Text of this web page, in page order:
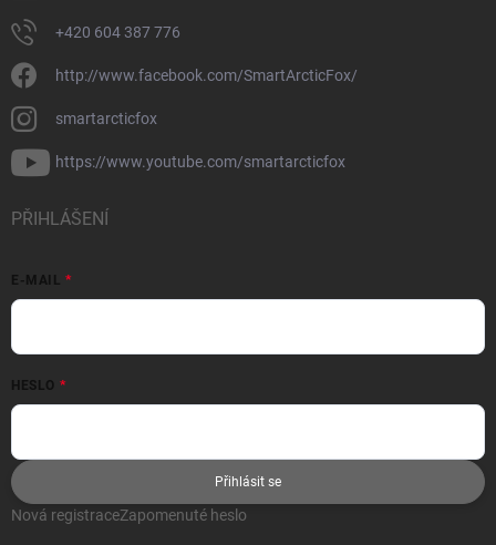
+420 604 387 776
http://www.facebook.com/SmartArcticFox/
smartarcticfox
https://www.youtube.com/smartarcticfox
PŘIHLÁŠENÍ
E-MAIL
HESLO
Přihlásit se
Nová registraceZapomenuté heslo